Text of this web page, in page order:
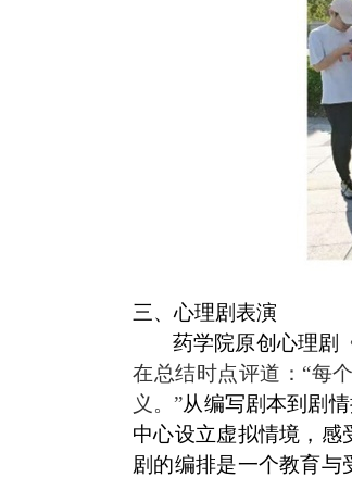
三、心理剧表演
药学院原创心理剧
在总结时点评道：“每
义。”从编写剧本到剧
中心设立虚拟情境，感
剧的编排是一个教育